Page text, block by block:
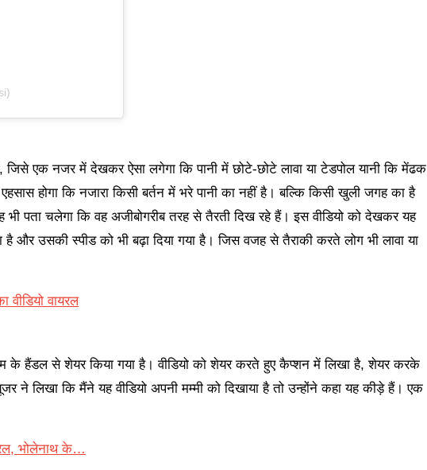
है, जिसे एक नजर में देखकर ऐसा लगेगा कि पानी में छोटे-छोटे लावा या टेडपोल यानी कि मेंढक
होगा कि नजारा किसी बर्तन में भरे पानी का नहीं है। बल्कि किसी खुली जगह का है
पता चलेगा कि वह अजीबोगरीब तरह से तैरती दिख रहे हैं। इस वीडियो को देखकर यह
और उसकी स्पीड को भी बढ़ा दिया गया है। जिस वजह से तैराकी करते लोग भी लावा या
वायरल
नाम के हैंडल से शेयर किया गया है। वीडियो को शेयर करते हुए कैप्शन में लिखा है, शेयर करके
लिखा कि मैंने यह वीडियो अपनी मम्मी को दिखाया है तो उन्होंने कहा यह कीड़े हैं। एक
भोलेनाथ के…